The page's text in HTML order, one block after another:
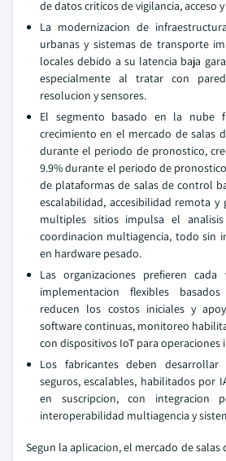
de datos criticos de vigilancia, acceso
La modernizacion de
urbanas y sistemas de transporte
locales debido a su latencia baja
especialmente al tratar con
resolucion y sensores.
El segmento basado en la nube
crecimiento en el mercado de salas
durante el periodo de pronostico,
9.9% durante el periodo de
de plataformas de salas de control
escalabilidad, accesibilidad remota y
multiples sitios impulsa el
coordinacion multiagencia, todo sin
en hardware pesado.
Las organizaciones prefieren
implementacion flexibles
reducen los costos iniciales y
software continuas, monitoreo
con dispositivos IoT para operaciones
Los fabricantes deben
seguros, escalables, habilitados por
en suscripcion, con integracion
interoperabilidad multiagencia y
Segun la aplicacion, el mercado de